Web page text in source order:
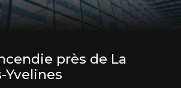
près de La
Yvelines